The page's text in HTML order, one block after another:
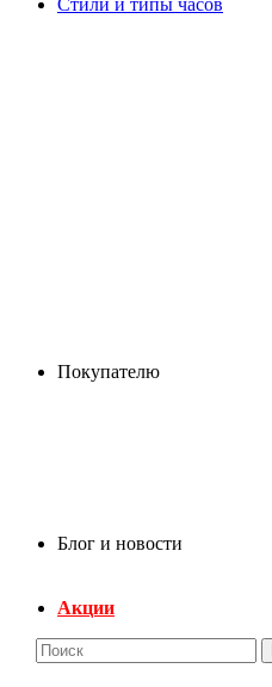
Стили и типы часов
Покупателю
Блог и новости
Акции